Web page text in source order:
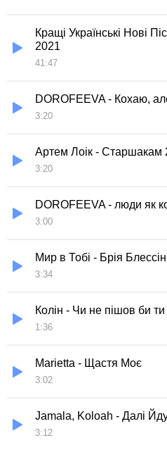
Кращі Українські Нові
2021
41:47
DOROFEEVA - Кохаю,
3:20
Артем Лоік - Старшакам
3:20
DOROFEEVA - люди як
3:00
Мир в Тобі - Брія
3:34
Колін - Чи не пішов би ти
1:36
Marietta - Щастя Моє
3:02
Jamala, Koloah - Далі
3:12